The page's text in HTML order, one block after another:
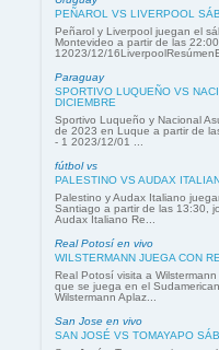
PEÑAROL VS LIVERPOOL
Peñarol y Liverpool juegan el
Montevideo a partir de las
12023/12/
Paraguay
SPORTIVO LUQUEÑO VS
DICIEMBRE
Sportivo Luqueño y Nacional
de 2023 en Luque a partir de
- 1 2023/12/01 ...
fútbol vs
PALESTINO VS AUDAX
Palestino y Audax Italiano
Santiago a partir de las 13:30,
Audax Italiano Re...
Real Potosí en vivo
WILSTERMANN JUEGA CON
Real Potosí visita a
que se juega en el
Wilstermann Aplaz...
San Jose en vivo
SAN JOSÉ VS TOMAYAPO